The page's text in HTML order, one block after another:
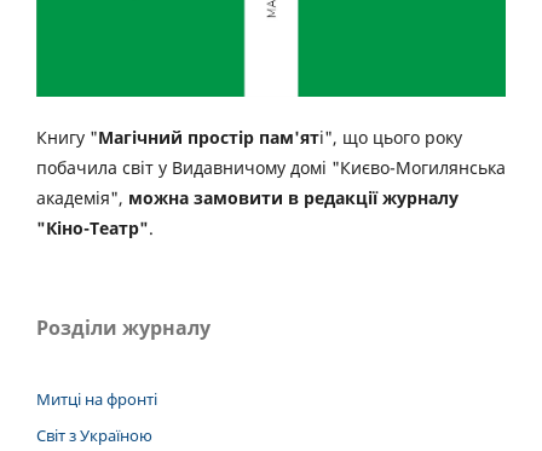
Книгу "Магічний простір пам'яті", що цього року
побачила світ у Видавничому домі "Києво-Могилянська
академія", можна замовити в редакції журналу
"Кіно-Театр".
Розділи журналу
Митці на фронті
Світ з Україною